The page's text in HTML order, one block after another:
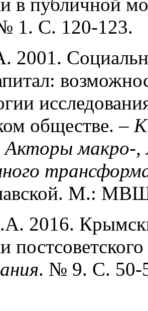
1. С. 120-123.
2001.
обществе. –
макро-,
М.:
2016.
. № 9. С. 50-